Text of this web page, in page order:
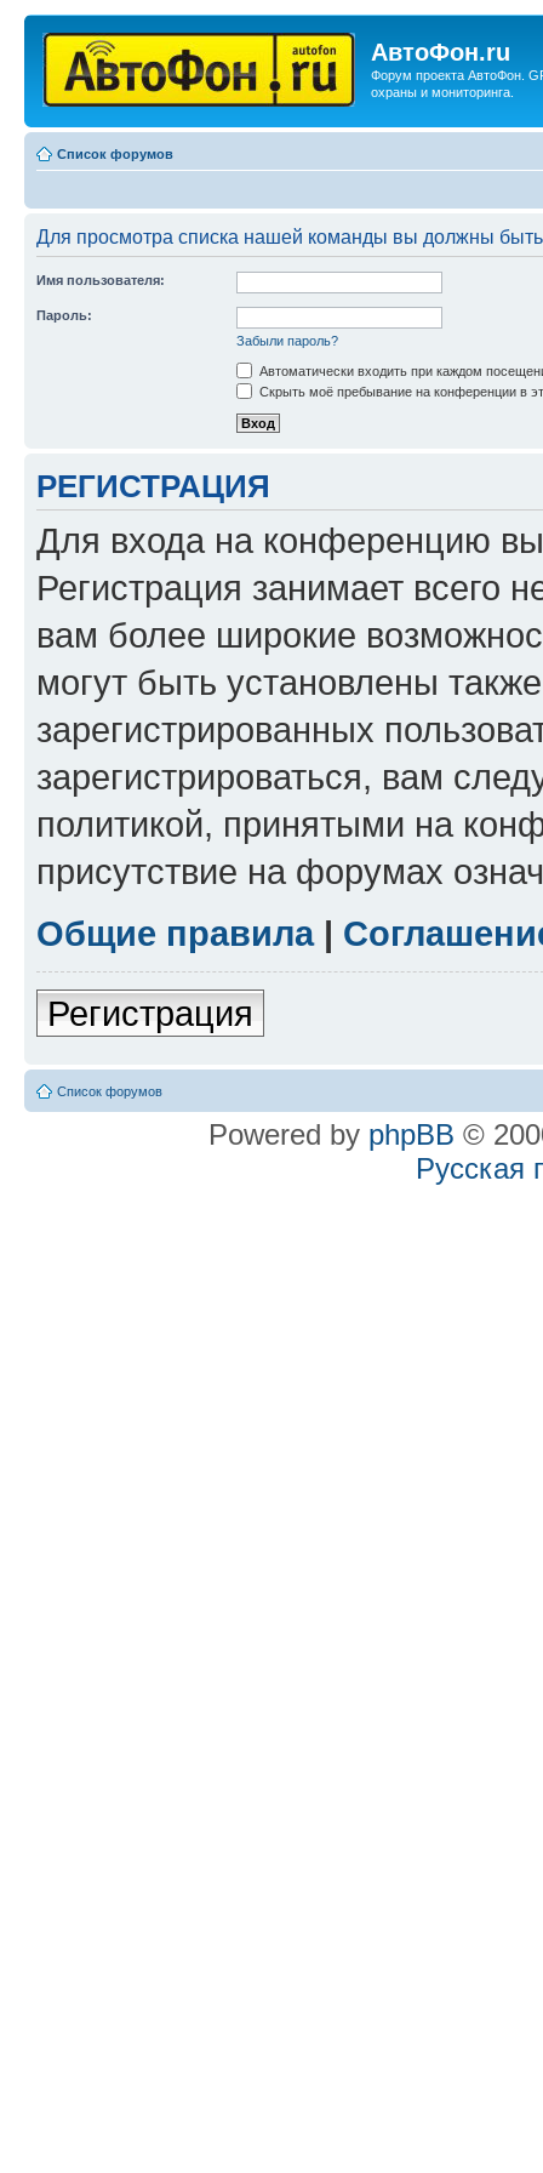
АвтоФон.ru
Форум проекта АвтоФон.
охраны и мониторинга.
Список форумов
Для просмотра списка нашей команды вы должны
Имя пользователя:
Пароль:
Забыли пароль?
Автоматически входить при каждом
Скрыть моё пребывание на конференции в
РЕГИСТРАЦИЯ
Для входа на конференцию
Регистрация занимает всего
вам более широкие
могут быть установлены
зарегистрированных
зарегистрироваться, вам
политикой, принятыми на
присутствие на форумах
Общие правила|
Регистрация
Список форумов
Powered by phpBB ©
Русская